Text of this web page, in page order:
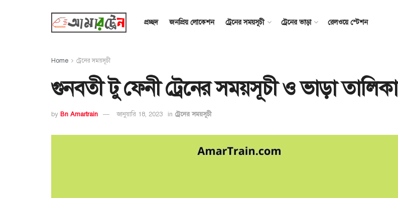
প্রচ্ছদ জনপ্রিয় লোকেশন ট্রেনের সময়সূচী ট্রেনের ভাড়া রেলওয়ে স্টেশন
Home ট্রেনের সময়সূচী
গুনবতী টু ফেনী ট্রেনের সময়সূচী ও ভাড়া তালিকা
by Bn Amartrain জানুয়ারি 18, 2023 in ট্রেনের সময়সূচী